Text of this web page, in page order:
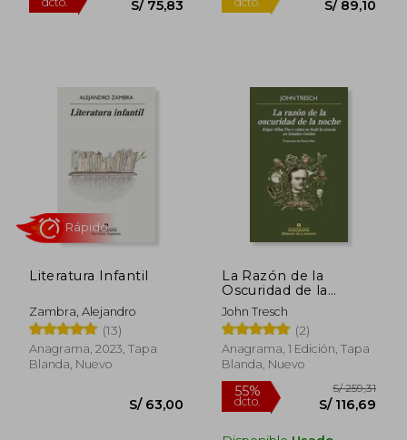
55% 10%
dcto.
Rápido
Literatura Infantil
Zambra, Alejandro
(13)
Anagrama, 2023, Tapa
Blanda, Nuevo
La Razón de la
Oscuridad de la
Noche: Edgar Allan
poe y Cómo se Forjó
la Ciencia en Estados
Unidos
John Tresch
(2)
Anagrama, 1 Edición, Tapa
Blanda, Nuevo